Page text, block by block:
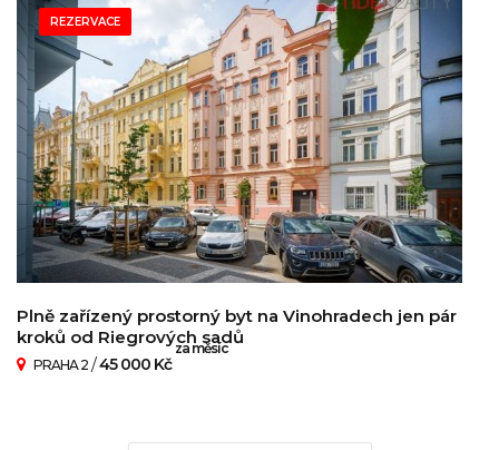
REZERVACE
Plně zařízený prostorný byt na Vinohradech jen pár
kroků od Riegrových sadů
PRAHA 2 /45 000 Kč
za měsíc